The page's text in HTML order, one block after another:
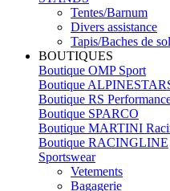
Tentes/Barnum
Divers assistance
Tapis/Baches de sol
BOUTIQUES
Boutique OMP Sport
Boutique
Boutique RS
Boutique SPARCO
Boutique MARTINI
Boutique RACINGLINE
Sportswear
Vetements
Bagagerie